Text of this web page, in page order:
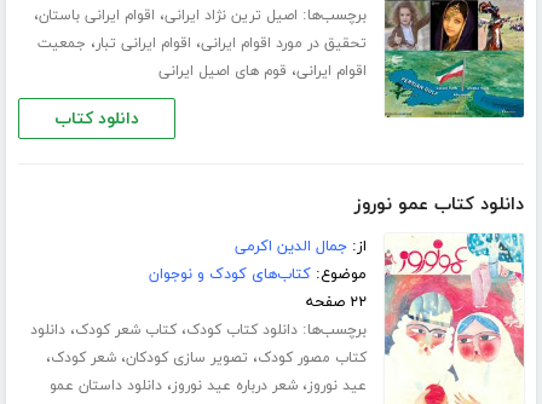
برچسب‌ها: اصیل ترین نژاد ایرانی، اقوام ایرانی باستان،
تحقیق در مورد اقوام ایرانی، اقوام ایرانی تبار، جمعیت
اقوام ایرانی، قوم های اصیل ایرانی
دانلود کتاب
دانلود کتاب عمو نوروز
از:جمال الدین اکرمی
موضوع:کتاب‌های کودک و نوجوان
۲۲ صفحه
برچسب‌ها:دانلود کتاب کودک،کتاب شعر کودک،دانلود
کتاب مصور کودک، تصویر سازی کودکان،شعر کودک،
عید نوروز،شعر درباره عید نوروز،دانلود داستان عمو